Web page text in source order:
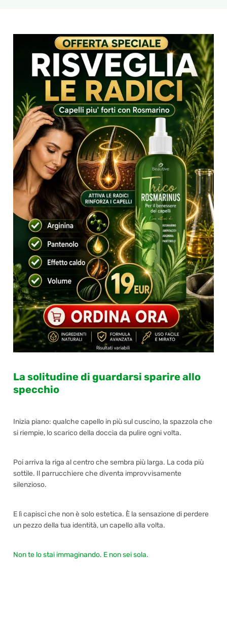
La solitudine di guardarsi sparire allo
specchio
Inizia piano: qualche capello in più sul cuscino, la spazzola che
si riempie, lo scarico della doccia da pulire ogni volta.
Poi arriva la riga al centro che sembra più larga. La coda più
sottile. Il parrucchiere che diventa improvvisamente
silenzioso.
E lì capisci che non è solo estetica. È la sensazione di perdere
un pezzo della tua identità, un capello alla volta.
Non te lo stai immaginando. E non sei sola.